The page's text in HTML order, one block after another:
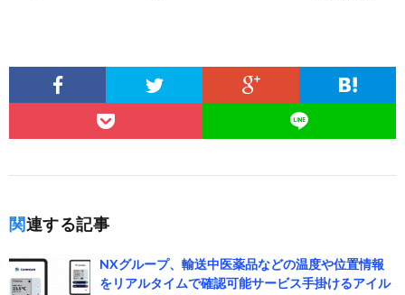
関連する記事
NXグループ、輸送中医薬品などの温度や位置情報
をリアルタイムで確認可能サービス手掛けるアイル